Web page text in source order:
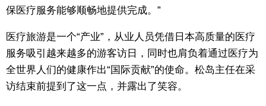
保医疗服务能够顺畅地提供完成。”
医疗旅游是一个“产业”，从业人员凭借日本高质量的医疗
服务吸引越来越多的游客访日，同时也肩负着通过医疗为
全世界人们的健康作出“国际贡献”的使命。松岛主任在采
访结束前提到了这一点，并露出了笑容。